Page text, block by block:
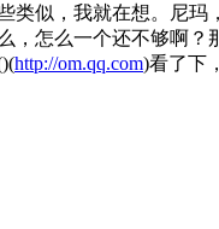
类似，我就在想。尼玛
，怎么一个还不够啊？
http://om.qq.com)看了下